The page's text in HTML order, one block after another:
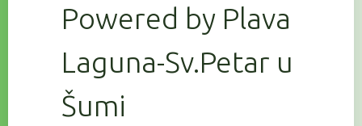
Powered by Plava
Laguna-Sv.Petar u
Šumi